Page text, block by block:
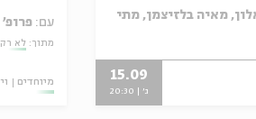
מאיה בלזיצמן, מתי
15.09
ג' | 20:30
עם:
מתוך: לא
מיוחדים